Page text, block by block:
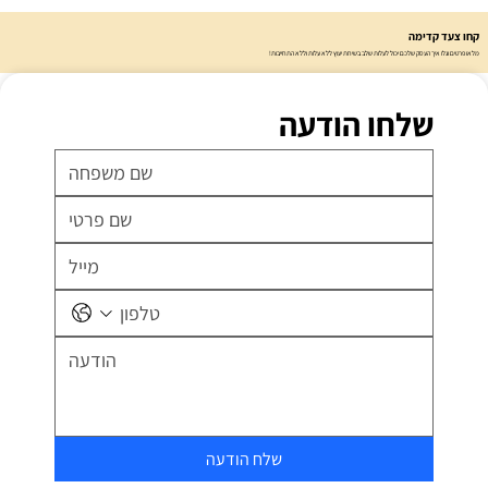
מלאו פרטים וגלו איך העסק שלכם יכול לעלות שלב בשיחת יעוץ ללא עלות וללא התחייבות!
קחו צעד קדימה
שלחו הודעה
שלח הודעה